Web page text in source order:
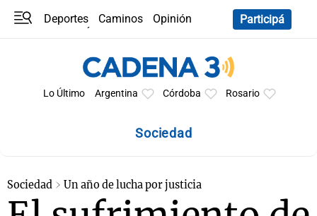
Deportes Caminos
Opinión
Participá
Lo Último Argentina Córdoba Rosario
Sociedad
Sociedad Un año de lucha por justicia